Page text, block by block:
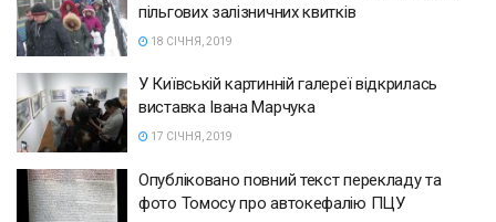
пільгових залізничних квитків
18 СІЧНЯ, 2019
У Київській картинній галереї відкрилась
виставка Івана Марчука
17 СІЧНЯ, 2019
Опубліковано повний текст перекладу та
фото Томосу про автокефалію ПЦУ